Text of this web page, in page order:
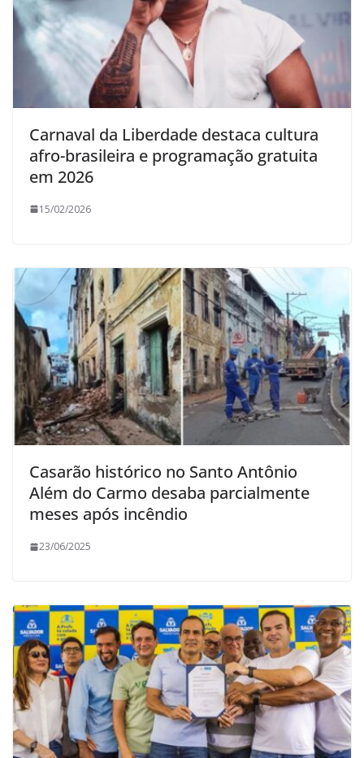
Carnaval da Liberdade destaca cultura
afro-brasileira e programação gratuita
em 2026
15/02/2026
Casarão histórico no Santo Antônio
Além do Carmo desaba parcialmente
meses após incêndio
23/06/2025